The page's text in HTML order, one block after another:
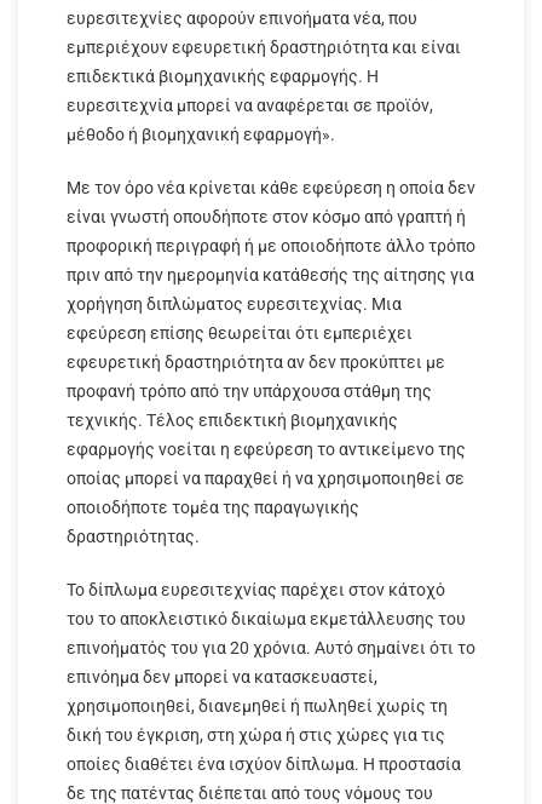
ευρεσιτεχνίες αφορούν επινοήματα νέα, που
εμπεριέχουν εφευρετική δραστηριότητα και είναι
επιδεκτικά βιομηχανικής εφαρμογής. Η
ευρεσιτεχνία μπορεί να αναφέρεται σε προϊόν,
μέθοδο ή βιομηχανική εφαρμογή».
Με τον όρο νέα κρίνεται κάθε εφεύρεση η οποία δεν
είναι γνωστή οπουδήποτε στον κόσμο από γραπτή ή
προφορική περιγραφή ή με οποιοδήποτε άλλο τρόπο
πριν από την ημερομηνία κατάθεσής της αίτησης για
χορήγηση διπλώματος ευρεσιτεχνίας. Μια
εφεύρεση επίσης θεωρείται ότι εμπεριέχει
εφευρετική δραστηριότητα αν δεν προκύπτει με
προφανή τρόπο από την υπάρχουσα στάθμη της
τεχνικής. Τέλος επιδεκτική βιομηχανικής
εφαρμογής νοείται η εφεύρεση το αντικείμενο της
οποίας μπορεί να παραχθεί ή να χρησιμοποιηθεί σε
οποιοδήποτε τομέα της παραγωγικής
δραστηριότητας.
Το δίπλωμα ευρεσιτεχνίας παρέχει στον κάτοχό
του το αποκλειστικό δικαίωμα εκμετάλλευσης του
επινοήματός του για 20 χρόνια. Αυτό σημαίνει ότι το
επινόημα δεν μπορεί να κατασκευαστεί,
χρησιμοποιηθεί, διανεμηθεί ή πωληθεί χωρίς τη
δική του έγκριση, στη χώρα ή στις χώρες για τις
οποίες διαθέτει ένα ισχύον δίπλωμα. Η προστασία
δε της πατέντας διέπεται από τους νόμους του